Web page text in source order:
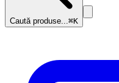
Caută produse...⌘K